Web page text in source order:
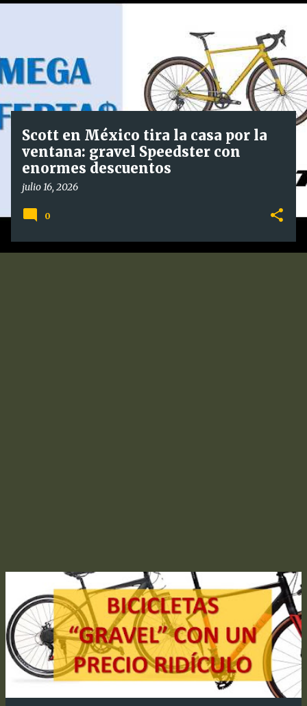
n
a
d
a
s
Scott en México tira la casa por la
ventana: gravel Speedster con
enormes descuentos
julio 16, 2026
0